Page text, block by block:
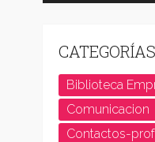
CATEGORÍAS
Biblioteca
Comunicacion
Contactos-